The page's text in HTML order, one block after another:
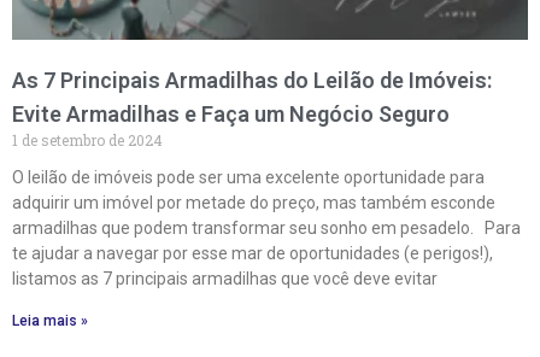
As 7 Principais Armadilhas do Leilão de Imóveis:
Evite Armadilhas e Faça um Negócio Seguro
1 de setembro de 2024
O leilão de imóveis pode ser uma excelente oportunidade para
adquirir um imóvel por metade do preço, mas também esconde
armadilhas que podem transformar seu sonho em pesadelo. Para
te ajudar a navegar por esse mar de oportunidades (e perigos!),
listamos as 7 principais armadilhas que você deve evitar
Leia mais »